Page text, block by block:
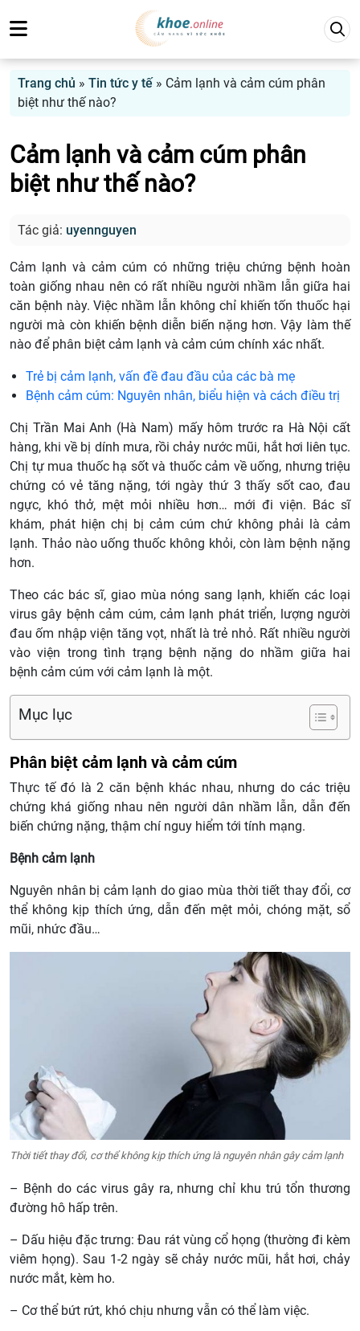
Trang chủ » Tin tức y tế» Cảm lạnh và cảm cúm phân
biệt như thế nào?
Cảm lạnh và cảm cúm phân
biệt như thế nào?
Tác giả: uyennguyen
Cảm lạnh và cảm cúm có những triệu chứng bệnh hoàn
toàn giống nhau nên có rất nhiều người nhầm lẫn giữa hai
căn bệnh này. Việc nhầm lẫn không chỉ khiến tốn thuốc hại
người mà còn khiến bệnh diễn biến nặng hơn. Vậy làm thế
nào để phân biệt cảm lạnh và cảm cúm chính xác nhất.
Trẻ bị cảm lạnh, vấn đề đau đầu của các bà mẹ
Bệnh cảm cúm: Nguyên nhân, biểu hiện và cách điều trị
Chị Trần Mai Anh (Hà Nam) mấy hôm trước ra Hà Nội cất
hàng, khi về bị dính mưa, rồi chảy nước mũi, hắt hơi liên tục.
Chị tự mua thuốc hạ sốt và thuốc cảm về uống, nhưng triệu
chứng có vẻ tăng nặng, tới ngày thứ 3 thấy sốt cao, đau
ngực, khó thở, mệt mỏi nhiều hơn… mới đi viện. Bác sĩ
khám, phát hiện chị bị cảm cúm chứ không phải là cảm
lạnh. Thảo nào uống thuốc không khỏi, còn làm bệnh nặng
hơn.
Theo các bác sĩ, giao mùa nóng sang lạnh, khiến các loại
virus gây bệnh cảm cúm, cảm lạnh phát triển, lượng người
đau ốm nhập viện tăng vọt, nhất là trẻ nhỏ. Rất nhiều người
vào viện trong tình trạng bệnh nặng do nhầm giữa hai
bệnh cảm cúm với cảm lạnh là một.
Mục lục
Phân biệt cảm lạnh và cảm cúm
Thực tế đó là 2 căn bệnh khác nhau, nhưng do các triệu
chứng khá giống nhau nên người dân nhầm lẫn, dẫn đến
biến chứng nặng, thậm chí nguy hiểm tới tính mạng.
Bệnh cảm lạnh
Nguyên nhân bị cảm lạnh do giao mùa thời tiết thay đổi, cơ
thể không kịp thích ứng, dẫn đến mệt mỏi, chóng mặt, sổ
mũi, nhức đầu…
Thời tiết thay đổi, cơ thể không kịp thích ứng là nguyên nhân gây cảm lạnh
– Bệnh do các virus gây ra, nhưng chỉ khu trú tổn thương
đường hô hấp trên.
– Dấu hiệu đặc trưng: Đau rát vùng cổ họng (thường đi kèm
viêm họng). Sau 1-2 ngày sẽ chảy nước mũi, hắt hơi, chảy
nước mắt, kèm ho.
– Cơ thể bứt rứt, khó chịu nhưng vẫn có thể làm việc.